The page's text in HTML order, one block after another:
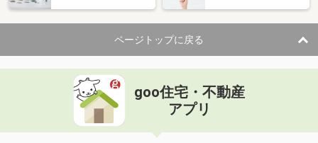
ページトップに戻る
goo住宅・不動産
アプリ